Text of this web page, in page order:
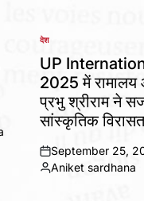
POSTED
IN
देश
UP
2025 में
प्रभु श्रीराम ने
सांस्कृतिक विरासत
on
September 25,
Posted
Aniket sardhana